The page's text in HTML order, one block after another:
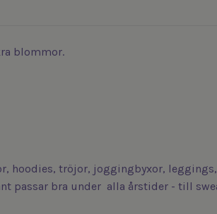
blommor.
hoodies, tröjor, joggingbyxor,
passar bra under alla årstider - till